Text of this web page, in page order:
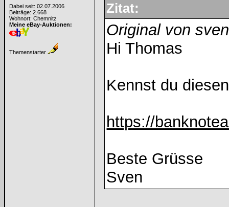
Dabei seit: 02.07.2006
Beiträge: 2.668
Wohnort: Chemnitz
Meine eBay-Auktionen:
Themenstarter
Zitat:
Original von
Hi Thomas
Kennst du
https://
Beste Grüsse
Sven